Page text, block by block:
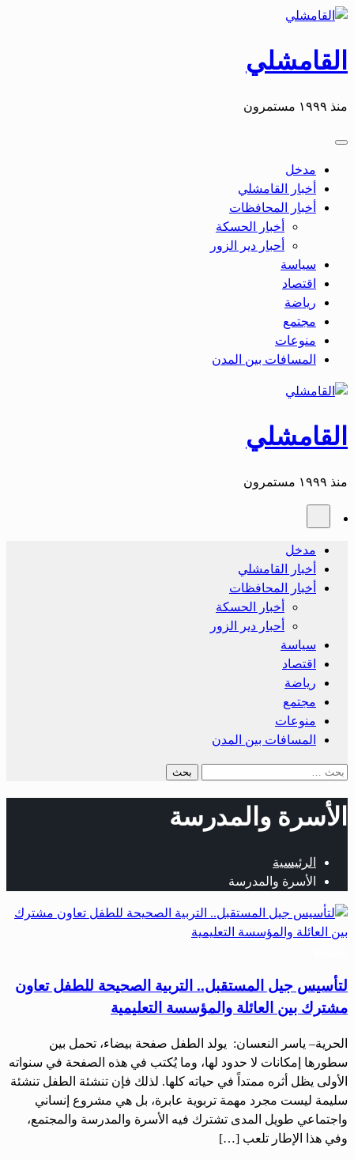
التخطي
المحتوى
القامشلي
منذ ١٩٩٩ مستمرون
مدخل
أخبار القامشلي
أخبار المحافظات
أخبار الحسكة
أحبار دير الزور
سياسة
اقتصاد
رياضة
مجتمع
منوعات
المسافات بين المدن
القامشلي
منذ ١٩٩٩ مستمرون
مدخل
أخبار القامشلي
أخبار المحافظات
أخبار الحسكة
أحبار دير الزور
سياسة
اقتصاد
رياضة
مجتمع
منوعات
المسافات بين المدن
البحث
الأسرة والمدرسة
الرئيسية
الأسرة والمدرسة
لتأسيس جيل المستقبل.. التربية الصحيحة للطفل تعاون
مشترك بين العائلة والمؤسسة التعليمية
الحرية– ياسر النعسان: يولد الطفل صفحة بيضاء، تحمل بين
سطورها إمكانات لا حدود لها، وما يُكتب في هذه الصفحة في سنواته
الأولى يظل أثره ممتداً في حياته كلها. لذلك فإن تنشئة الطفل تنشئة
سليمة ليست مجرد مهمة تربوية عابرة، بل هي مشروع إنساني
واجتماعي طويل المدى تشترك فيه الأسرة والمدرسة والمجتمع،
وفي هذا الإطار تلعب […]